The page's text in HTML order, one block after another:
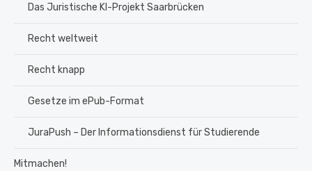
Das Juristische KI-Projekt Saarbrücken
Recht weltweit
Recht knapp
Gesetze im ePub-Format
JuraPush – Der Informationsdienst für Studierende
Mitmachen!